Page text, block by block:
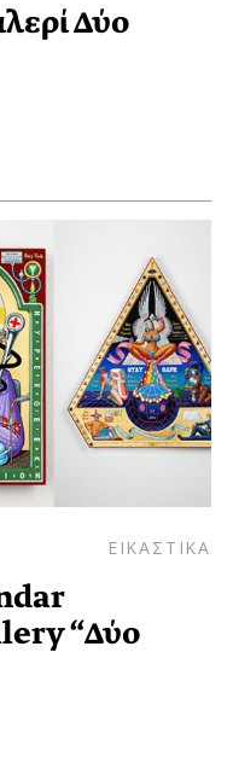
Δύο
ΕΙΚΑΣΤΙΚΑ
“Δύο